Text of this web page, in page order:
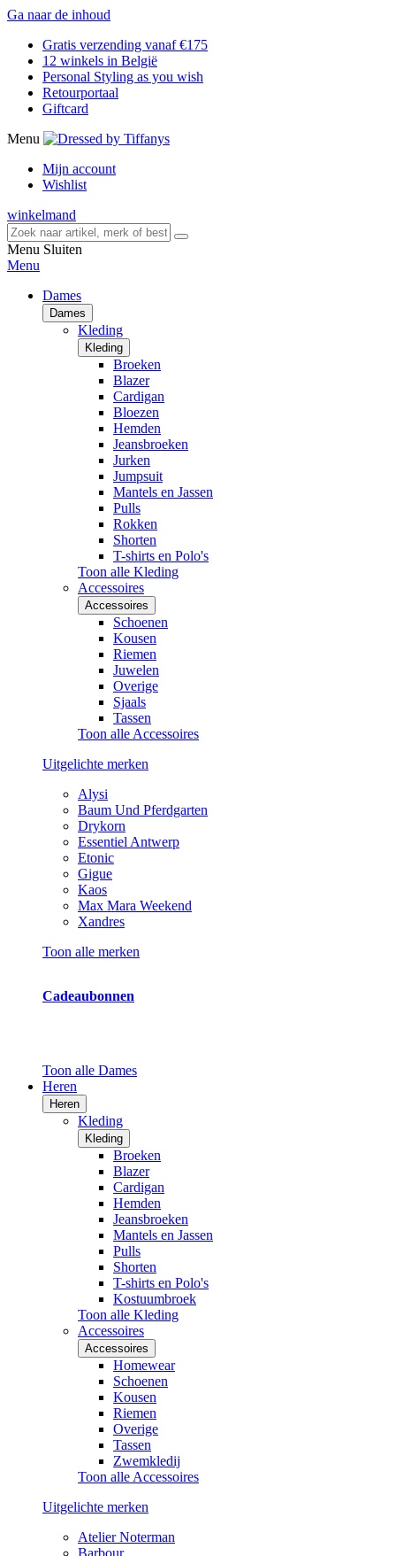
Ga naar de inhoud
Gratis verzending vanaf €175
12 winkels in België
Personal Styling as you wish
Retourportaal
Giftcard
Menu
Mijn account
Wishlist
winkelmand
Menu Sluiten
Menu
Dames
Dames
Kleding
Kleding
Broeken
Blazer
Cardigan
Bloezen
Hemden
Jeansbroeken
Jurken
Jumpsuit
Mantels en Jassen
Pulls
Rokken
Shorten
T-shirts en Polo's
Toon alle Kleding
Accessoires
Accessoires
Schoenen
Kousen
Riemen
Juwelen
Overige
Sjaals
Tassen
Toon alle Accessoires
Uitgelichte merken
Alysi
Baum Und Pferdgarten
Drykorn
Essentiel Antwerp
Etonic
Gigue
Kaos
Max Mara Weekend
Xandres
Toon alle merken
Cadeaubonnen
Toon alle Dames
Heren
Heren
Kleding
Kleding
Broeken
Blazer
Cardigan
Hemden
Jeansbroeken
Mantels en Jassen
Pulls
Shorten
T-shirts en Polo's
Kostuumbroek
Toon alle Kleding
Accessoires
Accessoires
Homewear
Schoenen
Kousen
Riemen
Overige
Tassen
Zwemkledij
Toon alle Accessoires
Uitgelichte merken
Atelier Noterman
Barbour